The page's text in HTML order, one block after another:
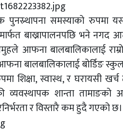
समस्याको रुपमा
बाख्रापालनपछि भने नगद
आफना बालबालिकालाई
बालबालिकालाई बोर्डिङ
शिक्षा, स्वास्थ, र घरायसी
व्यवस्थापक शान्ता तामाङको
र विस्तारै कम हुदै गएको छ।